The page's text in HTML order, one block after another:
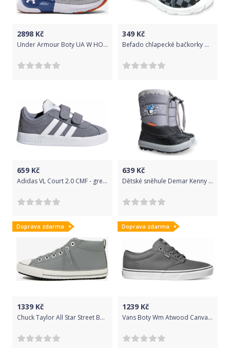
2898 Kč
Under Armour Boty UA W HOVR Apex 2 Gloss-GRY 40
349 Kč
Befado chlapecké bačkorky Danny 974X411 25, černá/šedá
659 Kč
Adidas VL Court 2.0 CMF - grey 20
639 Kč
Dětské sněhule Demar Kenny šedé Velikost: 28-29
Doprava zdarma
1339 Kč
Chuck Taylor All Star Street Boot Fleece Lined Tenisky dětské Converse - 32
Doprava zdarma
1239 Kč
Vans Boty Wm Atwood Canvas Mid Grey 36